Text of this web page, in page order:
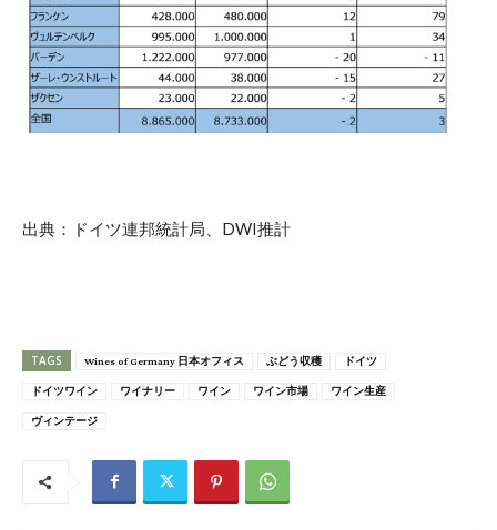
出典：ドイツ連邦統計局、DWI推計
TAGS Wines of Germany 日本オフィス ぶどう収穫 ドイツ
ドイツワイン ワイナリー ワイン ワイン市場 ワイン生産
ヴィンテージ